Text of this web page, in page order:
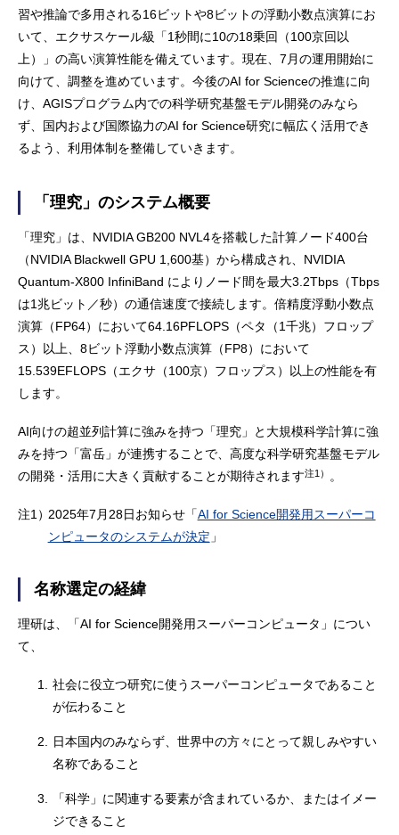
習や推論で多用される16ビットや8ビットの浮動小数点演算にお
いて、エクサスケール級「1秒間に10の18乗回（100京回以
上）」の高い演算性能を備えています。現在、7月の運用開始に
向けて、調整を進めています。今後のAI for Scienceの推進に向
け、AGISプログラム内での科学研究基盤モデル開発のみなら
ず、国内および国際協力のAI for Science研究に幅広く活用でき
るよう、利用体制を整備していきます。
「理究」のシステム概要
「理究」は、NVIDIA GB200 NVL4を搭載した計算ノード400台
（NVIDIA Blackwell GPU 1,600基）から構成され、NVIDIA
Quantum-X800 InfiniBand によりノード間を最大3.2Tbps（Tbps
は1兆ビット／秒）の通信速度で接続します。倍精度浮動小数点
演算（FP64）において64.16PFLOPS（ペタ（1千兆）フロップ
ス）以上、8ビット浮動小数点演算（FP8）において
15.539EFLOPS（エクサ（100京）フロップス）以上の性能を有
します。
AI向けの超並列計算に強みを持つ「理究」と大規模科学計算に強
みを持つ「富岳」が連携することで、高度な科学研究基盤モデル
の開発・活用に大きく貢献することが期待されます注1） 。
注1）2025年7月28日お知らせ「AI for Science開発用スーパーコ
ンピュータのシステムが決定 」
名称選定の経緯
理研は、「AI for Science開発用スーパーコンピュータ」につい
て、
1.
社会に役立つ研究に使うスーパーコンピュータであること
が伝わること
2.
日本国内のみならず、世界中の方々にとって親しみやすい
名称であること
3.
「科学」に関連する要素が含まれているか、またはイメー
ジできること